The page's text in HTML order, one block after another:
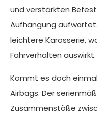
und verstärkten
Aufhängung
leichtere Karosserie,
Fahrverhalten auswirkt.
Kommt es doch
Airbags. Der
Zusammenstöße